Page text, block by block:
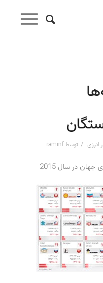
انرژی / توسط raminf